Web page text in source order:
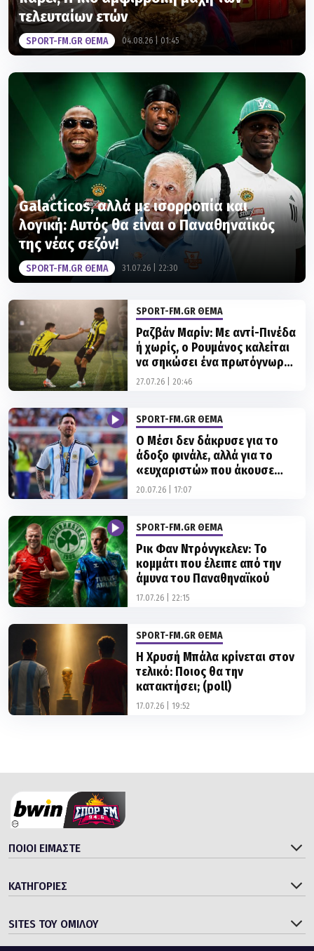
SPORT-FM.GR ΘΕΜΑ 04.08.26 | 01:45
Galacticos, αλλά με ισορροπία και
λογική: Αυτός θα είναι ο Παναθηναϊκός
της νέας σεζόν!
SPORT-FM.GR ΘΕΜΑ 31.07.26 | 22:30
SPORT-FM.GR ΘΕΜΑ
ή χωρίς, ο Ρουμάνος καλείται
να σηκώσει ένα πρωτόγνωρο
βάρος στις πλάτες του
27.07.26 | 20:46
SPORT-FM.GR ΘΕΜΑ
άδοξο φινάλε, αλλά για το
«ευχαριστώ» που άκουσε
από την ανθρωπότητα…
20.07.26 | 17:07
SPORT-FM.GR ΘΕΜΑ
κομμάτι που έλειπε από την
άμυνα του Παναθηναϊκού
17.07.26 | 22:15
SPORT-FM.GR ΘΕΜΑ
τελικό: Ποιος θα την
κατακτήσει; (poll)
17.07.26 | 19:52
ΠΟΙΟΙ ΕΙΜΑΣΤΕ
ΚΑΤΗΓΟΡΙΕΣ
SITES ΤΟΥ ΟΜΙΛΟΥ
© 2006 - 2026 bwinΣΠΟΡ FM 94.6